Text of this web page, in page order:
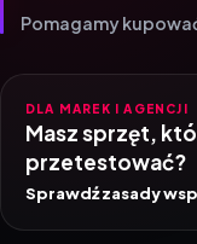
Pomagamy
DLA MAREK I AGENCJI
Masz sprzęt,
przetestować?
Sprawdź zasady